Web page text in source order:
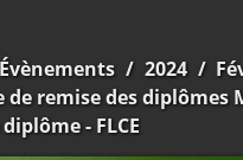
Évènements / 2024 /
de remise des diplômes
- FLCE